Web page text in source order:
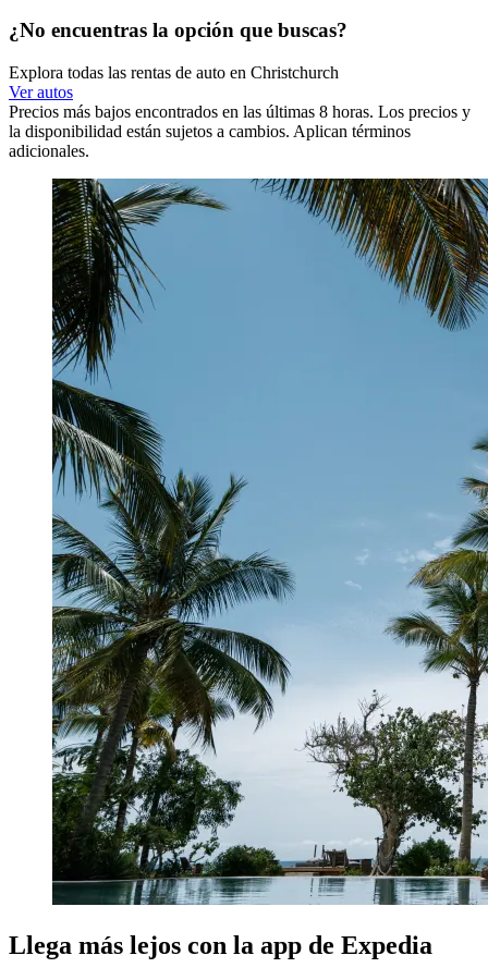
¿No encuentras la opción que buscas?
Explora todas las rentas de auto en Christchurch
Ver autos
Precios más bajos encontrados en las últimas 8 horas. Los precios y
la disponibilidad están sujetos a cambios. Aplican términos
adicionales.
Llega más lejos con la app de Expedia